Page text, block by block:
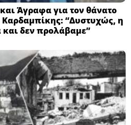
Άγραφα για τον θάνατο
Καρδαμπίκης: “Δυστυχώς, η
και δεν προλάβαμε”